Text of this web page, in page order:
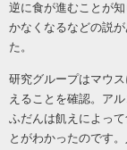
逆に食が進むことが
かなくなるなどの説
た。
研究グループはマウ
えることを確認。ア
ふだんは飢えによっ
とがわかったのです